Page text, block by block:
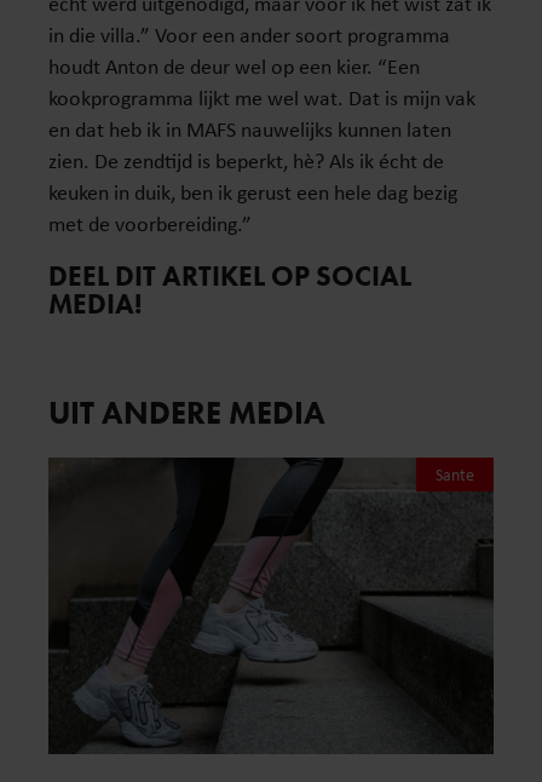
in die villa.” Voor een ander soort programma
houdt Anton de deur wel op een kier. “Een
kookprogramma lijkt me wel wat. Dat is mijn vak
en dat heb ik in MAFS nauwelijks kunnen laten
zien. De zendtijd is beperkt, hè? Als ik écht de
keuken in duik, ben ik gerust een hele dag bezig
met de voorbereiding.”
DEEL DIT ARTIKEL OP SOCIAL
MEDIA!
UIT ANDERE MEDIA
Sante